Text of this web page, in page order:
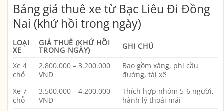
Bảng giá thuê xe từ Bạc Liêu Đi Đồng
Nai (khứ hồi trong ngày)
LOẠI
XE
GIÁ THUÊ (KHỨ HỒI
TRONG NGÀY) GHI CHÚ
Xe 4
chỗ
2.800.000 – 3.200.000
VND
Bao gồm xăng, phí cầu
đường, tài xế
Xe 7
chỗ
3.500.000 – 4.200.000
VND
Thích hợp nhóm 5-6 người,
hành lý thoải mái